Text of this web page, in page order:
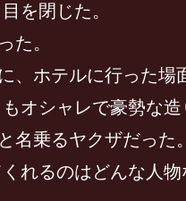
を閉じた。
た。
、ホテルに行った場
オシャレで豪勢な造
名乗るヤクザだった。
れるのはどんな人物